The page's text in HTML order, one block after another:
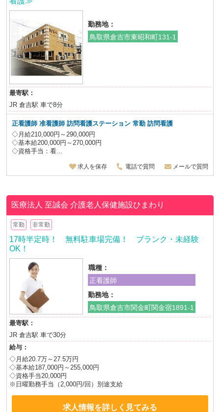
勤務地：
鳥取県倉吉市東昭和町131-1
最寄駅：
JR 倉吉駅 車で8分
正看護師 准看護師 訪問看護ステーション 常勤 訪問看護
◇月給210,000円～290,000円
◇基本給200,000円～270,000円
◇資格手当：看...
求人を保存 電話で質問 メールで質問
医療法人 至誠会介護老人保健施設ひまわり
常勤 非常勤
17時半定時！ 無料駐車場完備！ ブランク・未経験
OK！
職種：
正看護師
勤務地：
鳥取県倉吉市関金町関金宿1891-1
最寄駅：
JR 倉吉駅 車で30分
給与：
◇月給20.7万～27.5万円
◇基本給187,000円～255,000円
◇資格手当20,000円
※日曜勤務手当（2,000円/回）別途支給
求人情報を詳しく見てみる